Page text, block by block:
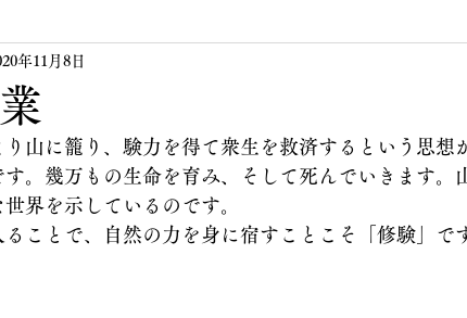
年11月8日
り山に籠り、験力を得て衆生を救済するという思想
す。幾万もの生命を育み、そして死んでいきます。
界を示しているのです。
ることで、自然の力を身に宿すことこそ「修験」で